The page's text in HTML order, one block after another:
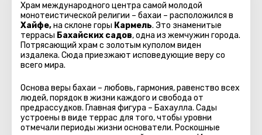
Храм международного центра самой молодой
монотеистической религии – бахаи – расположился в
Хайфе,на склоне горы Кармель. Это знаменитые
террасы Бахайских садов, одна из жемчужин города.
Потрясающий храм с золотым куполом виден
издалека. Сюда приезжают исповедующие веру со
всего мира.
Основа веры бахаи – любовь, гармония, равенство всех
людей, порядок в жизни каждого и свобода от
предрассудков. Главная фигура – Бахаулла. Сады
устроены в виде террас для того, чтобы уровни
отмечали периоды жизни основатели. Роскошные